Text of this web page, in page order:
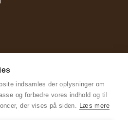
indsamles der oplysninger om
og forbedre vores indhold og til
der vises på siden. Læs mere